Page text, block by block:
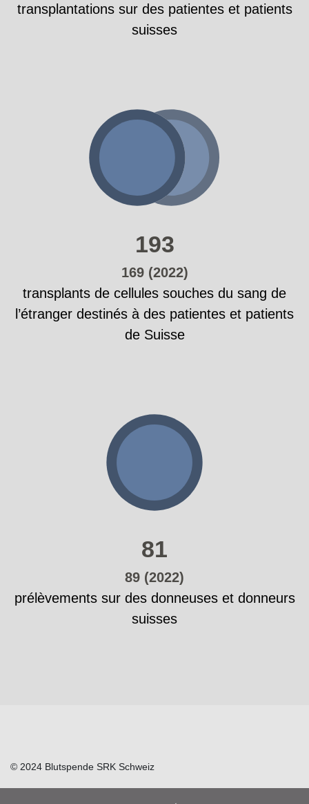
transplantations sur des patientes et patients
suisses
193
169 (2022)
transplants de cellules souches du sang de
l’étranger destinés à des patientes et patients
de Suisse
81
89 (2022)
prélèvements sur des donneuses et donneurs
suisses
© 2024 Blutspende SRK Schweiz